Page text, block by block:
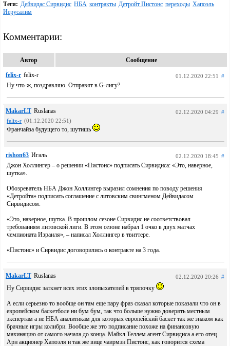
Теги: Дейвидас Сирвидис НБА контракты Детройт Пистонс переходы Хапоэль
Иерусалим
Комментарии:
Автор Сообщение
felix-r felix-r 01.12.2020 22:51 #
Ну что-ж, поздравляю. Отправят в G-лигу?
MakarLT Ruslanas 02.12.2020 04:29 #
felix-r (01.12.2020 22:51)
Франчайза будущего то, шутишь
rishon63 Игаль 02.12.2020 18:45 #
Джон Холлингер – о решении «Пистонс» подписать Сирвидиса: «Это, наверное,
шутка».
Обозреватель НБА Джон Холлингер выразил сомнения по поводу решения
«Детройта» подписать соглашение с литовским свингменом Дейвидасом
Сирвидисом.
«Это, наверное, шутка. В прошлом сезоне Сирвидис не соответствовал
требованиям литовской лиги. В этом сезоне набрал 1 очко в двух матчах
чемпионата Израиля», – написал Холлингер в твиттере.
«Пистонс» и Сирвидис договорились о контракте на 3 года.
MakarLT Ruslanas 02.12.2020 20:26 #
Ну Сирвидис заткнет всех этих злопыхателей в тряпочку
А если серьезно то вообще он там еще пару фраз сказал которые показали что он в
европейском баскетболе ни бум бум, так что больше нужно доверять местным
экспертам а не НБА аналитикам для которых европейский баскет так же знаком как
брачные игры колибри. Вообще же это подписание похоже на финансовую
махинацию от самого начала до конца. Майкл Теллем агент Сирвидиса а его отец
Арн акционер Хапоэля и так же вице чаирмэн Пистонс, как говорится схема